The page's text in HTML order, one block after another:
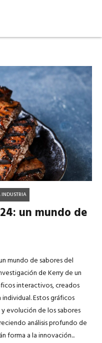
INDUSTRIA
un mundo de
mundo de sabores del
de Kerry de un
interactivos, creados
Estos gráficos
evolución de los sabores
análisis profundo de
forma a la innovación...